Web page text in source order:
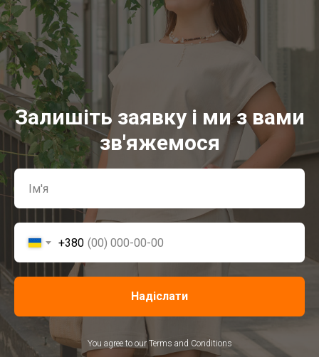
Залишіть заявку і ми з вами
зв'яжемося
+380
Надіслати
You agree to our Terms and Conditions